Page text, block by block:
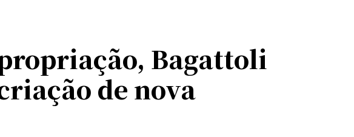
Bagattoli
de nova